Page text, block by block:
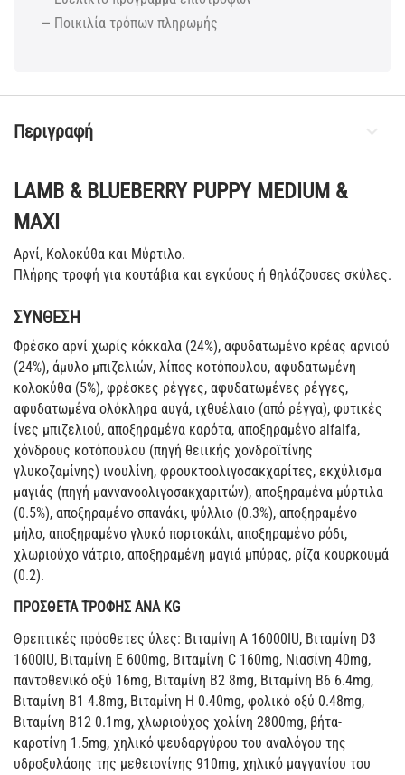
— Ποικιλία τρόπων πληρωμής
Περιγραφή
LAMB & BLUEBERRY PUPPY MEDIUM &
MAXI
Αρνί, Κολοκύθα και Μύρτιλο.
Πλήρης τροφή για κουτάβια και εγκύους ή θηλάζουσες σκύλες.
ΣΥΝΘΕΣΗ
Φρέσκο αρνί χωρίς κόκκαλα (24%), αφυδατωμένο κρέας αρνιού
(24%), άμυλο μπιζελιών, λίπος κοτόπουλου, αφυδατωμένη
κολοκύθα (5%), φρέσκες ρέγγες, αφυδατωμένες ρέγγες,
αφυδατωμένα ολόκληρα αυγά, ιχθυέλαιο (από ρέγγα), φυτικές
ίνες μπιζελιού, αποξηραμένα καρότα, αποξηραμένο alfalfa,
χόνδρους κοτόπουλου (πηγή θειικής χονδροϊτίνης
γλυκοζαμίνης) ινουλίνη, φρουκτοολιγοσακχαρίτες, εκχύλισμα
μαγιάς (πηγή μαννανοολιγοσακχαριτών), αποξηραμένα μύρτιλα
(0.5%), αποξηραμένο σπανάκι, ψύλλιο (0.3%), αποξηραμένο
μήλο, αποξηραμένο γλυκό πορτοκάλι, αποξηραμένο ρόδι,
χλωριούχο νάτριο, αποξηραμένη μαγιά μπύρας, ρίζα κουρκουμά
(0.2).
ΠΡΟΣΘΕΤΑ ΤΡΟΦΗΣ ΑΝΑ KG
Θρεπτικές πρόσθετες ύλες: Βιταμίνη Α 16000IU, Βιταμίνη D3
1600IU, Βιταμίνη Ε 600mg, Βιταμίνη C 160mg, Νιασίνη 40mg,
παντοθενικό οξύ 16mg, Βιταμίνη Β2 8mg, Βιταμίνη Β6 6.4mg,
Βιταμίνη Β1 4.8mg, Βιταμίνη Η 0.40mg, φολικό οξύ 0.48mg,
Βιταμίνη Β12 0.1mg, χλωριούχος χολίνη 2800mg, βήτα-
καροτίνη 1.5mg, χηλικό ψευδαργύρου του αναλόγου της
υδροξυλάσης της μεθειονίνης 910mg, χηλικό μαγγανίου του